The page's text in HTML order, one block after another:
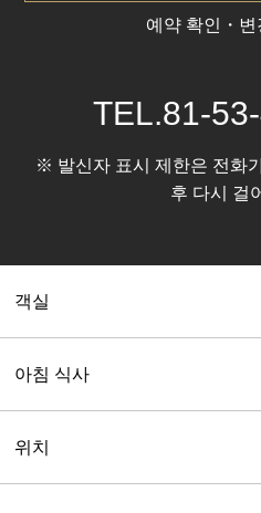
예약 확인・변
TEL.81-
※ 발신자 표시 제한은 전화
후 다시 걸
객실
아침 식사
위치